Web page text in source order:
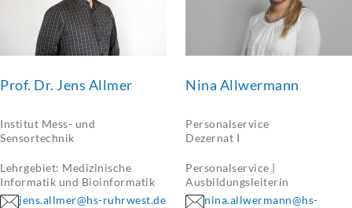
Prof. Dr. Jens Allmer
Institut Mess- und
Sensortechnik
Lehrgebiet: Medizinische
Informatik und Bioinformatik
jens.allmer@hs-ruhrwest.de
Nina Allwermann
Personalservice
Dezernat I
Personalservice |
Ausbildungsleiterin
nina.allwermann@hs-